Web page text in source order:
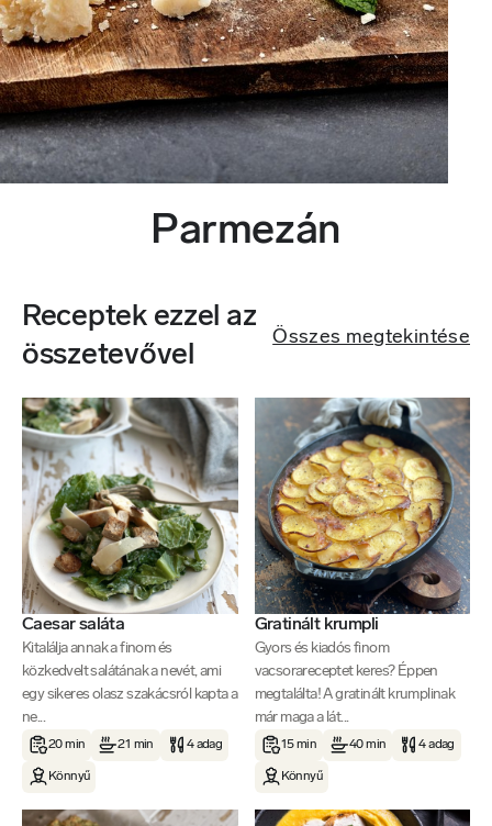
Parmezán
Receptek ezzel az
összetevővel
Összes megtekintése
Caesar saláta
Kitalálja annak a finom és
közkedvelt salátának a nevét, ami
egy sikeres olasz szakácsról kapta a
ne...
20 min 21 min 4 adag
Könnyű
Gratinált krumpli
Gyors és kiadós finom
vacsorareceptet keres? Éppen
megtalálta! A gratinált krumplinak
már maga a lát...
15 min 40 min 4 adag
Könnyű